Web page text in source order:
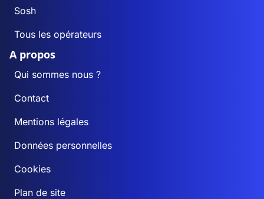
Sosh
Tous les opérateurs
A propos
Qui sommes nous ?
Contact
Mentions légales
Données personnelles
Cookies
Plan de site